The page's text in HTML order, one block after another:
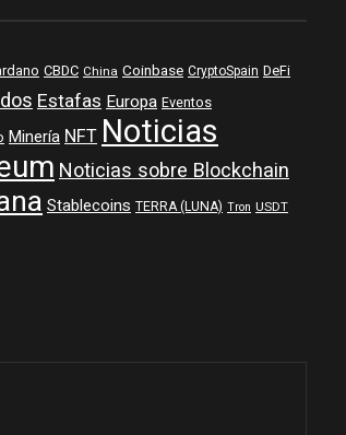
CBDC China Coinbase CryptoSpain DeFi
Estafas Europa Eventos
MineríaNFTNoticias
Noticias sobre Blockchain
Stablecoins TERRA (LUNA) Tron USDT